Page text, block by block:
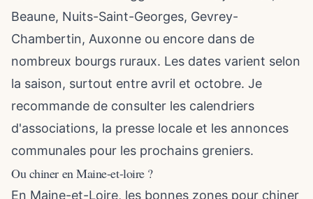
Beaune, Nuits-Saint-Georges, Gevrey-
Chambertin, Auxonne ou encore dans de
nombreux bourgs ruraux. Les dates varient selon
la saison, surtout entre avril et octobre. Je
recommande de consulter les calendriers
d'associations, la presse locale et les annonces
communales pour les prochains greniers.
Ou chiner en Maine-et-loire ?
En Maine-et-Loire, les bonnes zones pour chiner